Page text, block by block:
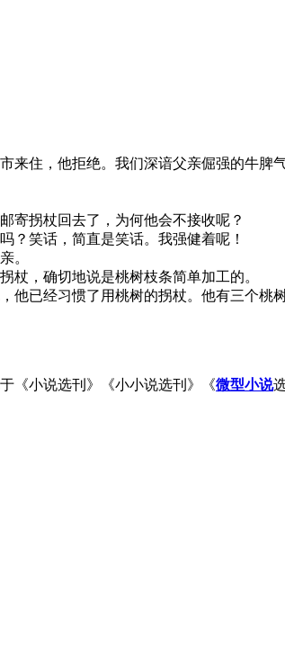
住，他拒绝。我们深谙父亲倔强的牛脾
拐杖回去了，为何他会不接收呢？
？笑话，简直是笑话。我强健着呢！
。
杖，确切地说是桃树枝条简单加工的。
已经习惯了用桃树的拐杖。他有三个桃
《小说选刊》《小小说选刊》《微型小说